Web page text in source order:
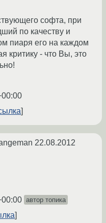
софта, при
по качеству и
пиаря его на каждом
критику - что Вы, это
22.08.2012
автор топика